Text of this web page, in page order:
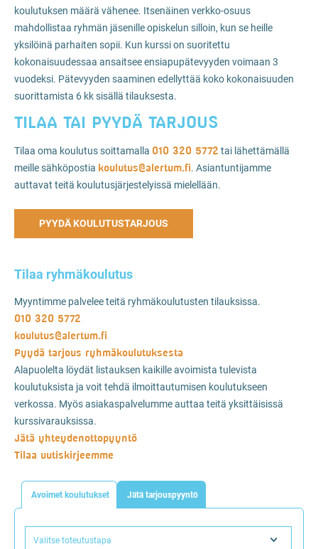
koulutuksen määrä vähenee. Itsenäinen verkko-osuus
mahdollistaa ryhmän jäsenille opiskelun silloin, kun se heille
yksilöinä parhaiten sopii. Kun kurssi on suoritettu
kokonaisuudessaa ansaitsee ensiapupätevyyden voimaan 3
vuodeksi. Pätevyyden saaminen edellyttää koko kokonaisuuden
suorittamista 6 kk sisällä tilauksesta.
TILAA TAI PYYDÄ TARJOUS
Tilaa oma koulutus soittamalla 010 320 5772 tai lähettämällä
meille sähköpostia koulutus@alertum.fi. Asiantuntijamme
auttavat teitä koulutusjärjestelyissä mielellään.
PYYDÄ KOULUTUSTARJOUS
Tilaa ryhmäkoulutus
Myyntimme palvelee teitä ryhmäkoulutusten tilauksissa.
010 320 5772
koulutus@alertum.fi
Pyydä tarjous ryhmäkoulutuksesta
Alapuolelta löydät listauksen kaikille avoimista tulevista
koulutuksista ja voit tehdä ilmoittautumisen koulutukseen
verkossa. Myös asiakaspalvelumme auttaa teitä yksittäisissä
kurssivarauksissa.
Jätä yhteydenottopyyntö
Tilaa uutiskirjeemme
Avoimet koulutukset Jätä tarjouspyyntö
Valitse toteutustapa